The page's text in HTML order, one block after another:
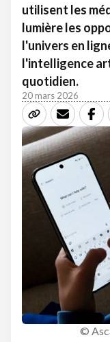
utilisent les
lumière les
l'univers en
l'intelligence
quotidien.
20 mars 2026
©